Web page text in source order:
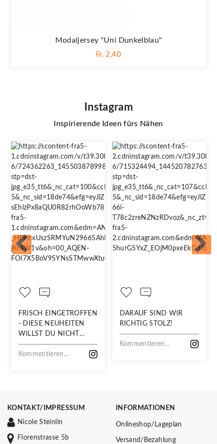
Modaljersey "Uni Dunkelblau"
Fr. 2,40
Instagram
Inspirierende Ideen fürs Nähen
FRISCH EINGETROFFEN
- DIESE NEUHEITEN
WILLST DU NICHT
VERPASSEN!
Kommentieren...
DARAUF SIND WIR
RICHTIG STOLZ!
Kommentieren...
KONTAKT/IMPRESSUM
Nicole Steinlin
Florenstrasse 5b
INFORMATIONEN
Onlineshop/Lageplan
Versand/Bezahlung